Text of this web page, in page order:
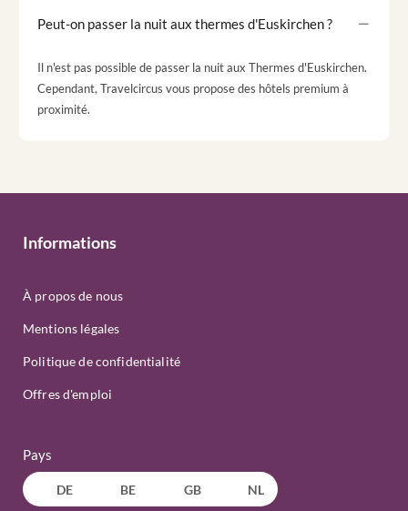
Peut-on passer la nuit aux thermes d'Euskirchen ?
Il n'est pas possible de passer la nuit aux Thermes d'Euskirchen.
Cependant, Travelcircus vous propose des hôtels premium à
proximité.
Informations
À propos de nous
Mentions légales
Politique de confidentialité
Offres d'emploi
Pays
DE BE GB NL